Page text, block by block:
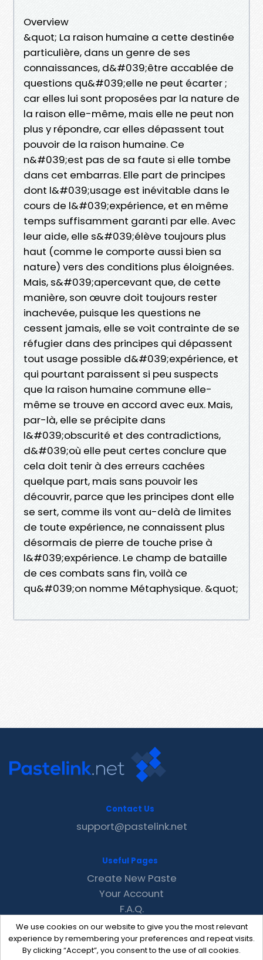
Overview
&quot; La raison humaine a cette destinée
particulière, dans un genre de ses
connaissances, d&#039;être accablée de
questions qu&#039;elle ne peut écarter ;
car elles lui sont proposées par la nature de
la raison elle-même, mais elle ne peut non
plus y répondre, car elles dépassent tout
pouvoir de la raison humaine. Ce
n&#039;est pas de sa faute si elle tombe
dans cet embarras. Elle part de principes
dont l&#039;usage est inévitable dans le
cours de l&#039;expérience, et en même
temps suffisamment garanti par elle. Avec
leur aide, elle s&#039;élève toujours plus
haut (comme le comporte aussi bien sa
nature) vers des conditions plus éloignées.
Mais, s&#039;apercevant que, de cette
manière, son œuvre doit toujours rester
inachevée, puisque les questions ne
cessent jamais, elle se voit contrainte de se
réfugier dans des principes qui dépassent
tout usage possible d&#039;expérience, et
qui pourtant paraissent si peu suspects
que la raison humaine commune elle-
même se trouve en accord avec eux. Mais,
par-là, elle se précipite dans
l&#039;obscurité et des contradictions,
d&#039;où elle peut certes conclure que
cela doit tenir à des erreurs cachées
quelque part, mais sans pouvoir les
découvrir, parce que les principes dont elle
se sert, comme ils vont au-delà de limites
de toute expérience, ne connaissent plus
désormais de pierre de touche prise à
l&#039;expérience. Le champ de bataille
de ces combats sans fin, voilà ce
qu&#039;on nomme Métaphysique. &quot;
We use cookies on our website to give you the most relevant
experience by remembering your preferences and repeat visits.
By clicking “Accept”, you consent to the use of all cookies.
Contact Us
support@pastelink.net
Useful Pages
Create New Paste
Your Account
F.A.Q.
Recent
Contact